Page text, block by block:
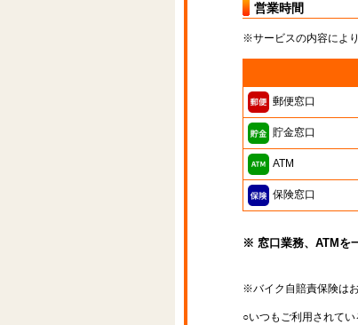
営業時間
※サービスの内容によ
郵便窓口
貯金窓口
ATM
保険窓口
※ 窓口業務、ATMを
※バイク自賠責保険は
○いつもご利用されて